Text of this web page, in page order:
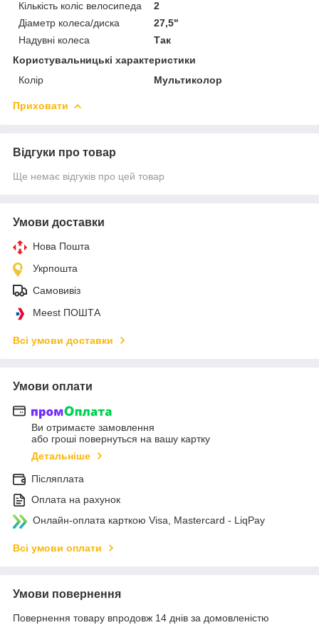
Кількість коліс велосипеда
2
Діаметр колеса/диска
27,5"
Надувні колеса
Так
Користувальницькі характеристики
Колір
Мультиколор
Приховати
Відгуки про товар
Ще немає відгуків про цей товар
Умови доставки
Нова Пошта
Укрпошта
Самовивіз
Meest ПОШТА
Всі умови доставки
Умови оплати
Ви отримаєте замовлення
або гроші повернуться на вашу картку
Детальніше
Післяплата
Оплата на рахунок
Онлайн-оплата карткою Visa, Mastercard - LiqPay
Всі умови оплати
Умови повернення
Повернення товару впродовж 14 днів за домовленістю